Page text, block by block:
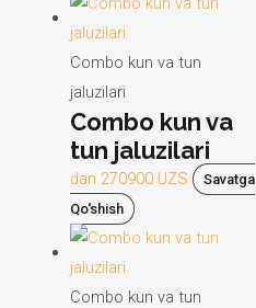
Combo kun va tun
jaluzilari
Combo kun va
tun jaluzilari
dan 270900 UZS
Savatga
Qo‘shish
Combo kun va tun